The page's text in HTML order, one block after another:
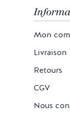
Mon
Livraison
Retours
CGV
Nous